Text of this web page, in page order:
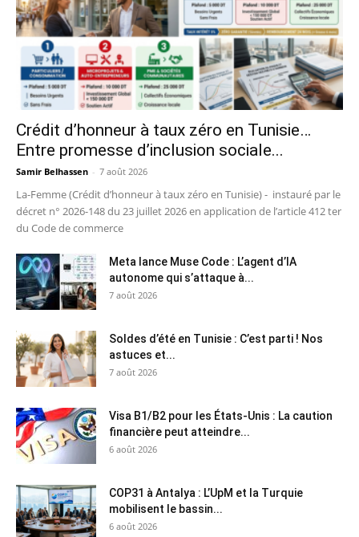
Crédit d’honneur à taux zéro en Tunisie…
Entre promesse d’inclusion sociale...
Samir Belhassen - 7 août 2026
La-Femme (Crédit d’honneur à taux zéro en Tunisie) - instauré par le
décret n° 2026-148 du 23 juillet 2026 en application de l’article 412 ter
du Code de commerce
Meta lance Muse Code : L’agent d’IA
autonome qui s’attaque à...
7 août 2026
Soldes d’été en Tunisie : C’est parti ! Nos
astuces et...
7 août 2026
Visa B1/B2 pour les États-Unis : La caution
financière peut atteindre...
6 août 2026
COP31 à Antalya : L’UpM et la Turquie
mobilisent le bassin...
6 août 2026